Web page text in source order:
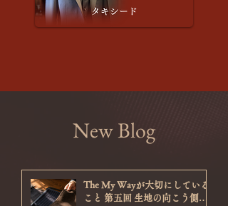
New Blog
The My Wayが大切にしている
こと 第五回 生地の向こう側を